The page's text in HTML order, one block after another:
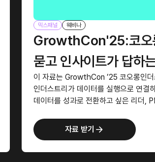
믹스패널 웨비나
GrowthCon'25:코오
묻고 인사이트가 답하
이 자료는 GrowthCon ’25 코오롱인
인더스트리가 데이터를 실행으로 연결
데이터를 성과로 전환하고 싶은 리더,
자료 받기